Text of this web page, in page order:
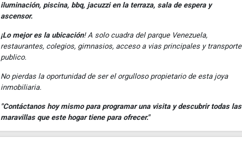
iluminación, piscina, bbq, jacuzzi en la terraza, sala de espera y
ascensor.
¡Lo mejor es la ubicación! A solo cuadra del parque Venezuela,
restaurantes, colegios, gimnasios, acceso a vias principales y transporte
publico.
No pierdas la oportunidad de ser el orgulloso propietario de esta joya
inmobiliaria.
"Contáctanos hoy mismo para programar una visita y descubrir todas las
maravillas que este hogar tiene para ofrecer."